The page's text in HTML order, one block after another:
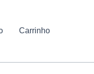
Carrinho